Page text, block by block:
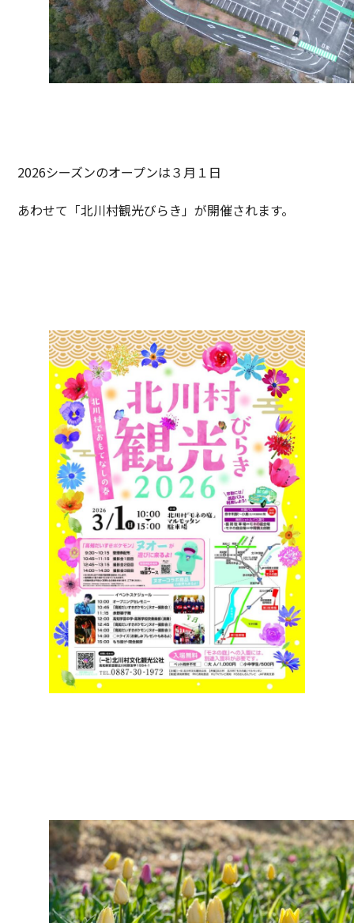
2026シーズンのオープンは３月１日
あわせて「北川村観光びらき」が開催されます。